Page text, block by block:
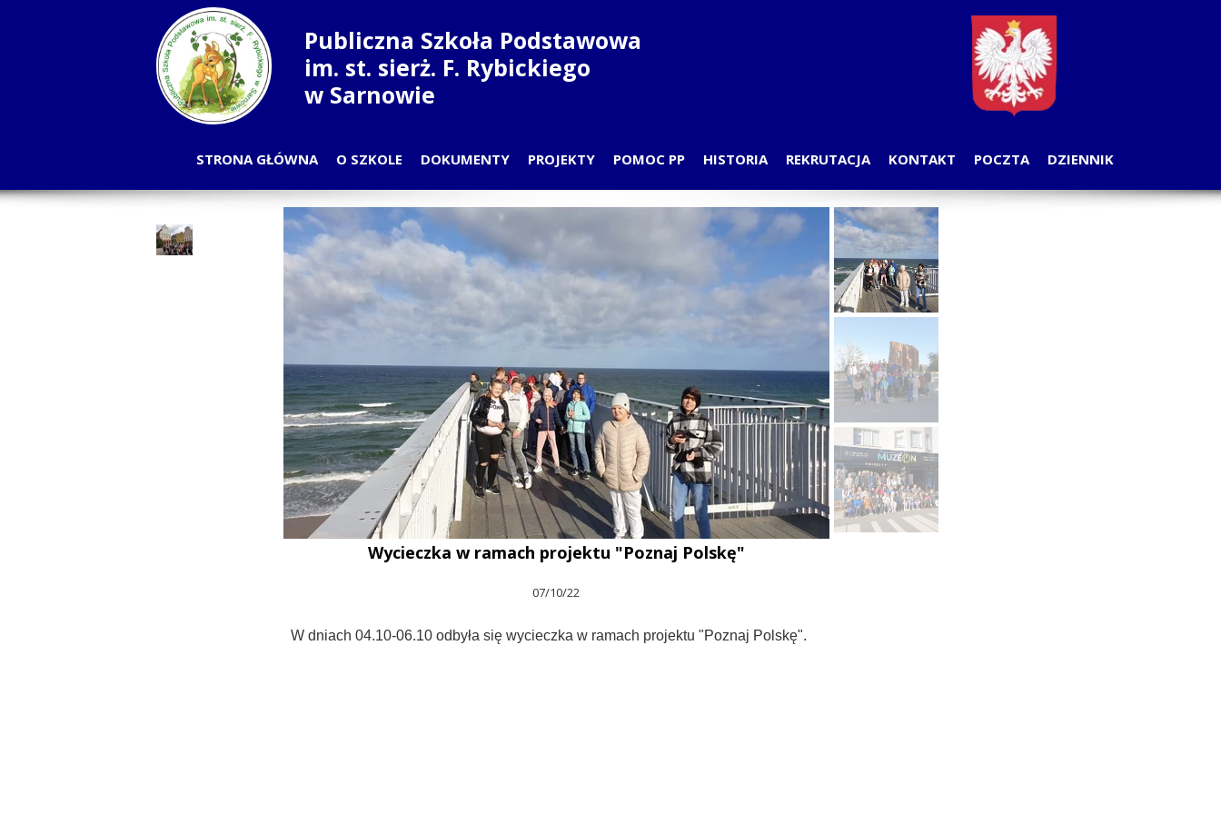
07/10/22
W dniach 04.10-06.10 odbyła się wycieczka w ramach projektu "Poznaj Polskę".
Wycieczka w ramach projektu "Poznaj Polskę"
STRONA GŁÓWNA O SZKOLE
PLAN LEKCJI
ODDZIAŁY
NAUCZYCIELE
RADA RODZICÓW
SAMORZĄD UCZNIOWSKI
PRACOWNICY
DOKUMENTY PROJEKTY
PRZEDSZKOLE-PROJEKT
POMOC PP
DYŻURY PSYCHOLOGA I PEDAGOGA
ZAJĘCIA PPP
HISTORIA
PATRON
NAUCZYCIELE
REKRUTACJA KONTAKT POCZTA DZIENNIK
Publiczna Szkoła Podstawowa
im. st. sierż. F. Rybickiego
w Sarnowie